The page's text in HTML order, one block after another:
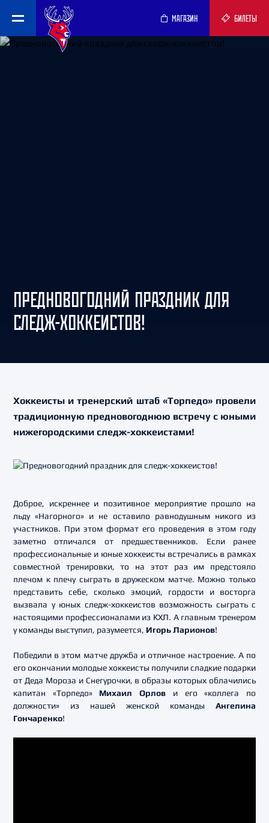
МАГАЗИН БИЛЕТЫ
ПРЕДНОВОГОДНИЙ ПРАЗДНИК ДЛЯ
СЛЕДЖ-ХОККЕИСТОВ!
Хоккеисты и тренерский штаб «Торпедо» провели
традиционную предновогоднюю встречу с юными
нижегородскими следж-хоккеистами!
Доброе, искреннее и позитивное мероприятие прошло на
льду «Нагорного» и не оставило равнодушным никого из
участников. При этом формат его проведения в этом году
заметно отличался от предшественников. Если ранее
профессиональные и юные хоккеисты встречались в рамках
совместной тренировки, то на этот раз им предстояло
плечом к плечу сыграть в дружеском матче. Можно только
представить себе, сколько эмоций, гордости и восторга
вызвала у юных следж-хоккеистов возможность сыграть с
настоящими профессионалами из КХЛ. А главным тренером
у команды выступил, разумеется, Игорь Ларионов!
Победили в этом матче дружба и отличное настроение. А по
его окончании молодые хоккеисты получили сладкие подарки
от Деда Мороза и Снегурочки, в образы которых облачились
капитан «Торпедо» Михаил Орлов и его «коллега по
должности» из нашей женской команды Ангелина
Гончаренко!